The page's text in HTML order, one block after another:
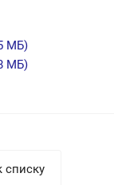
МБ)
МБ)
списку